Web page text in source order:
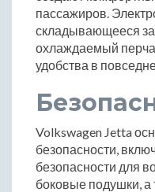
пассажиров.
складывающееся
охлаждаемый
удобства в
Volkswagen Jetta
безопасности,
безопасности для
боковые подушки,